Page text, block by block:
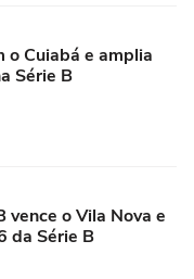
Cuiabá e amplia
Série B
vence o Vila Nova e
da Série B